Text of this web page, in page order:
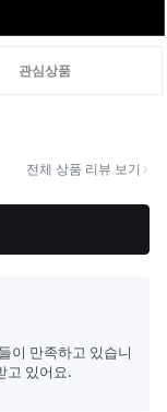
관심상품